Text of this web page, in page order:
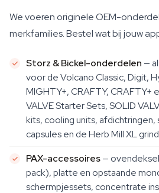
We voeren originele OEM-
merkfamilies. Bestel wat bij jouw
Storz & Bickel-onderdelen —
voor de Volcano Classic, Digit,
MIGHTY+, CRAFTY, CRAFTY+
VALVE Starter Sets, SOLID
kits, cooling units, afdichtringen,
capsules en de Herb Mill XL
PAX-accessoires—
pack), platte en opstaande
schermpjessets, concentrate